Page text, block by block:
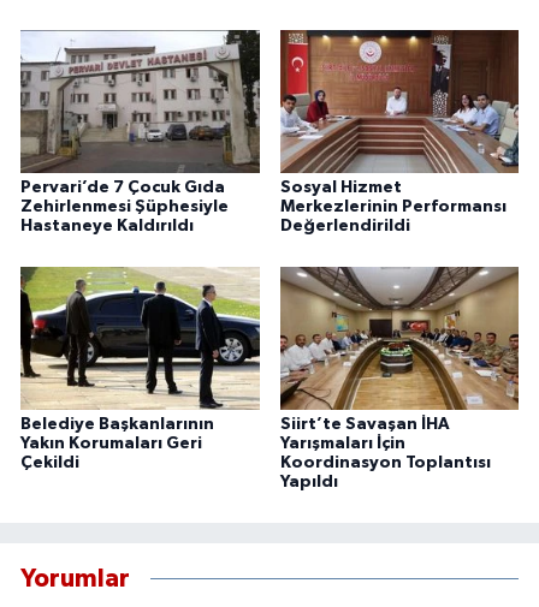
Pervari’de 7 Çocuk Gıda
Zehirlenmesi Şüphesiyle
Hastaneye Kaldırıldı
Sosyal Hizmet
Merkezlerinin Performansı
Değerlendirildi
Belediye Başkanlarının
Yakın Korumaları Geri
Çekildi
Siirt’te Savaşan İHA
Yarışmaları İçin
Koordinasyon Toplantısı
Yapıldı
Yorumlar